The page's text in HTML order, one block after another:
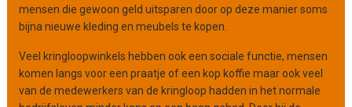
mensen die gewoon geld uitsparen door op deze manier soms
bijna nieuwe kleding en meubels te kopen.
Veel kringloopwinkels hebben ook een sociale functie, mensen
komen langs voor een praatje of een kop koffie maar ook veel
van de medewerkers van de kringloop hadden in het normale